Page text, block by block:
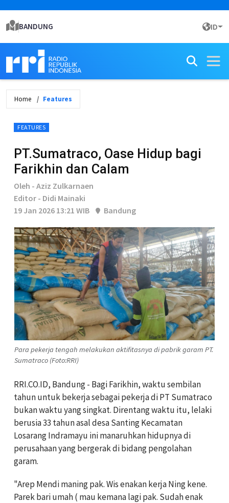
BANDUNG ID
Home Features
FEATURES
PT.Sumatraco, Oase Hidup bagi
Farikhin dan Calam
Oleh - Aziz Zulkarnaen
Editor - Didi Mainaki
19 Jan 2026 13:21 WIB
Bandung
Para pekerja tengah melakukan aktifitasnya di pabrik garam PT.
Sumatraco (Foto:RRI)
RRI.CO.ID, Bandung - Bagi Farikhin, waktu sembilan
tahun untuk bekerja sebagai pekerja di PT Sumatraco
bukan waktu yang singkat. Direntang waktu itu, lelaki
berusia 33 tahun asal desa Santing Kecamatan
Losarang Indramayu ini manaruhkan hidupnya di
perusahaan yang bergerak di bidang pengolahan
garam.
"Arep Mendi maning pak. Wis enakan kerja Ning kene.
Parek bari umah ( mau kemana lagi pak. Sudah enak